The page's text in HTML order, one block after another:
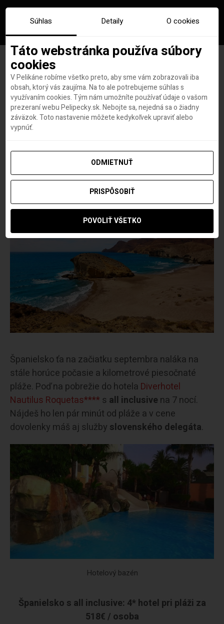
PONUKA DŇA: Last Minute v
Španielsku s all inclusive už
za 518€
autorMichal Havel 5. SEPTEMBRA 2019
Španielsko ťa na začiatku septembra naláka na
stále horúce počasie a kilometrové piesočnaté
pláže. Poď na pobrežie do hotela Diverhotel
Nautilus Roquetas**** s all inclusive na 7 nocí.
Nájdeš ho len pár minút od pláže a v cene
dovolenky máš aj služby slovenského delegáta.
Hotelový bazén
Španielsko s all inclusive: 4* hotel pri pláži za
518€ / osoba
Súhlas Detaily O cookies
Táto webstránka používa súbory
cookies
V Pelikáne robíme všetko preto, aby sme vám zobrazovali iba
obsah, ktorý vás zaujíma. Na to ale potrebujeme súhlas s
využívaním cookies. Tým nám umožníte používať údaje o vašom
prezeraní webu Pelipecky.sk. Nebojte sa, nejedná sa o žiadny
záväzok. Toto nastavenie môžete kedykoľvek upraviť alebo
vypnúť.
ODMIETNUŤ
PRISPÔSOBIŤ
POVOLIŤ VŠETKO